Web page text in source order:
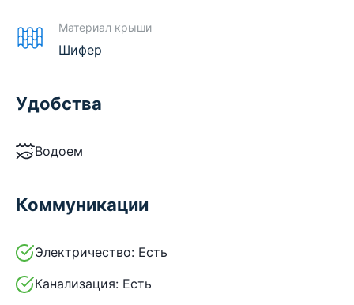
Материал крыши
Шифер
Удобства
Водоем
Коммуникации
Электричество: Есть
Канализация: Есть